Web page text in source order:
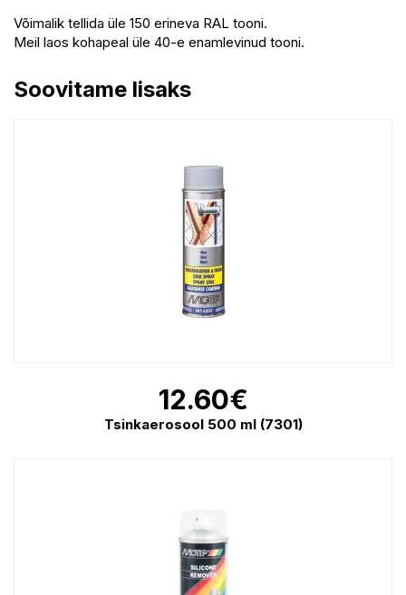
Võimalik tellida üle 150 erineva RAL tooni.
Meil laos kohapeal üle 40-e enamlevinud tooni.
Soovitame lisaks
12.60€
Tsinkaerosool 500 ml (7301)